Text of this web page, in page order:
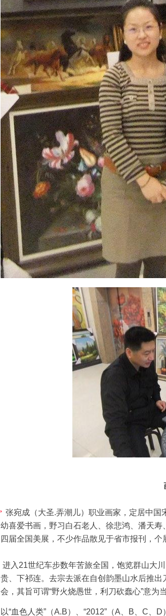
张宛成 （大圣.弄潮儿）职业画家，定居中
幼喜爱书画，野习白石老人、徐悲鸿、潘天
四届全国美展，不少作品散见于省市报刊，个
进入21世纪车步数年苦旅全国，饱览群山大
贵、下祁连。去宗去派在自创韵墨山水后推
会，其旨可谓“野火烧愚世，利刀砍蠢心”意为
以“血色人类”（A.B）、“2012”（A、B、C